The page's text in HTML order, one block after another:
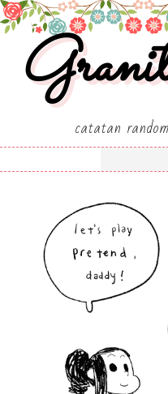
catatan